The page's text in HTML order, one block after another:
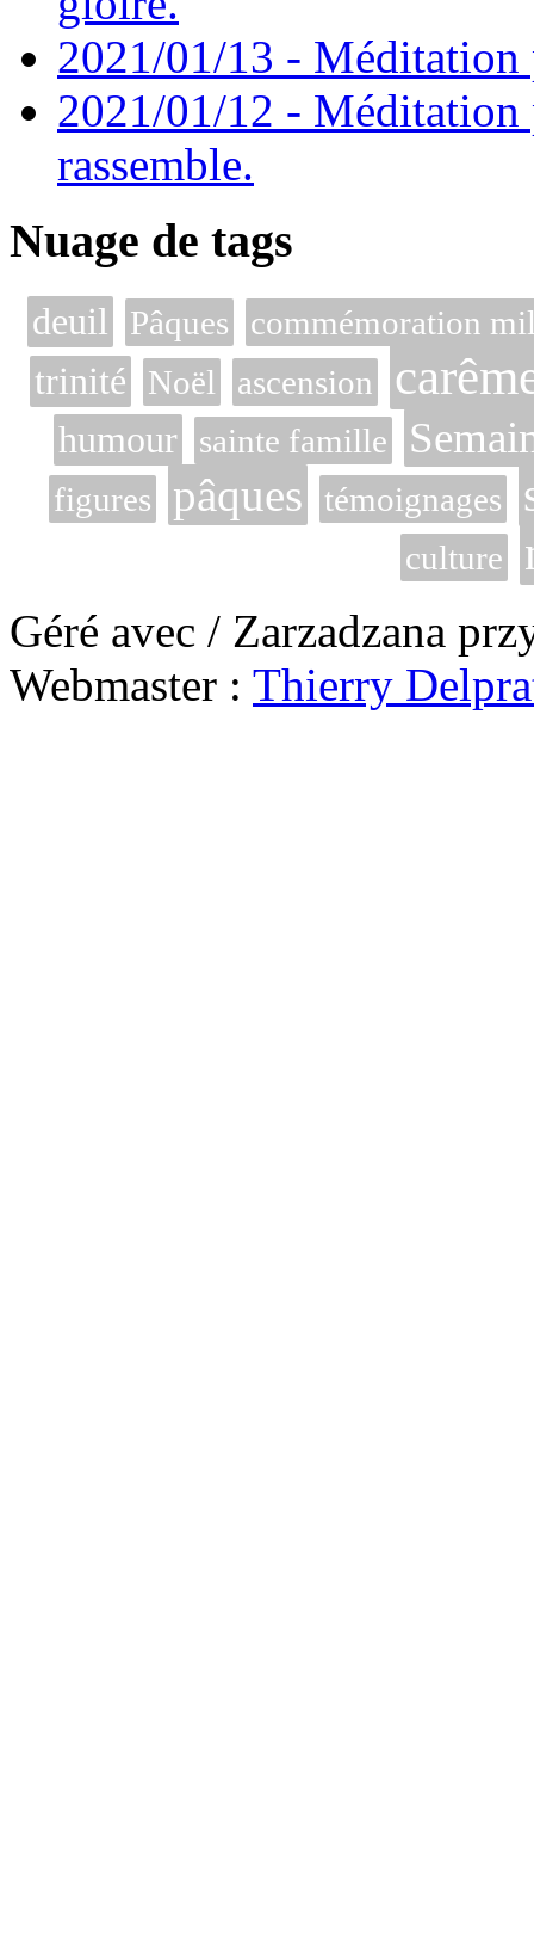
2021/01/13 - Méditation
2021/01/12 - Méditation
rassemble.
Nuage de tags
deuil Pâques commémoration
trinité Noël ascension
humour sainte famille
figures pâques témoignages
culture
Géré avec / Zarzadzana
Webmaster : Thierry